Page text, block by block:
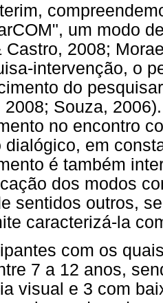
um modo
Castro, 2008;
intervenção, o
do
2008; Souza,
no encontro
dialógico, em
é também
dos modos
sentidos outros,
caracterizá-la
com os
7 a 12 anos,
visual e 3 com